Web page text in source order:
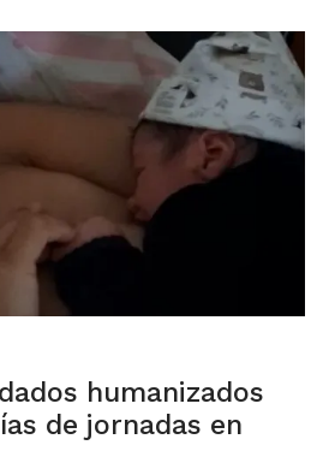
humanizados
de jornadas en